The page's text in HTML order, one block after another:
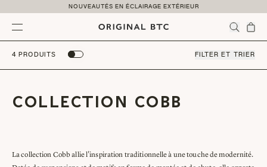
NOUVEAUTÉS EN ÉCLAIRAGE EXTÉRIEUR
Menu
COLLECTION COBB
La collection Cobb allie l'inspiration traditionnelle à une touche de modernité.
4 PRODUITS FILTER ET TRIER